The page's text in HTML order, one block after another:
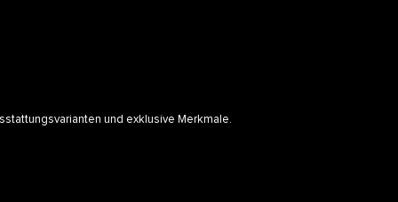
und exklusive Merkmale.